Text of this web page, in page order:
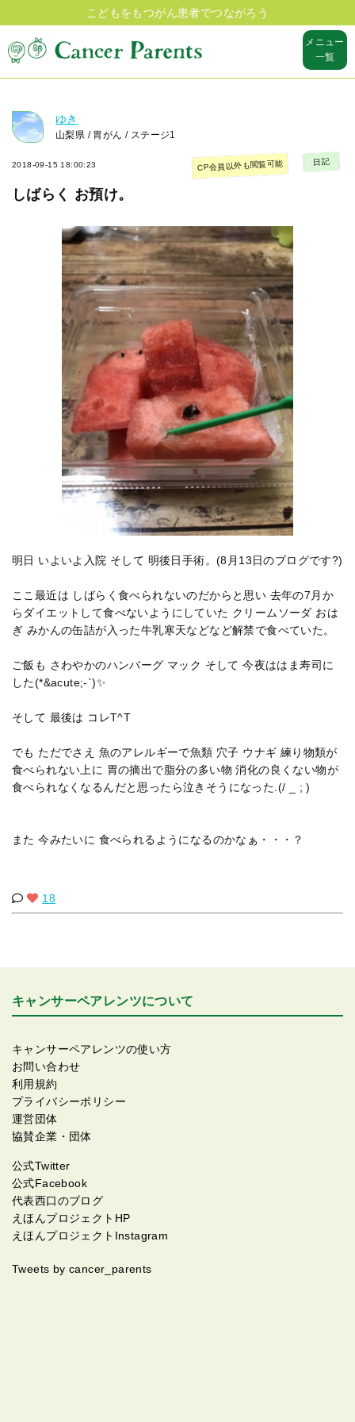
こどもをもつがん患者でつながろう
メニュー
一覧
ゆき
山梨県 / 胃がん / ステージ1
2018-09-15 18:00:23
しばらく お預け。
CP会員以外も閲覧可能 日記
明日 いよいよ入院 そして 明後日手術。(8月13日のブログです?)
ここ最近は しばらく食べられないのだからと思い 去年の7月か
らダイエットして食べないようにしていた クリームソーダ おは
ぎ みかんの缶詰が入った牛乳寒天などなど解禁で食べていた。
ご飯も さわやかのハンバーグ マック そして 今夜ははま寿司に
した(*&acute;-`)✨
そして 最後は コレT^T
でも ただでさえ 魚のアレルギーで魚類 穴子 ウナギ 練り物類が
食べられない上に 胃の摘出で脂分の多い物 消化の良くない物が
食べられなくなるんだと思ったら泣きそうになった.(/ _ ; )
また 今みたいに 食べられるようになるのかなぁ・・・？
18
キャンサーペアレンツについて
キャンサーペアレンツの使い方
お問い合わせ
利用規約
プライバシーポリシー
運営団体
協賛企業・団体
公式Twitter
公式Facebook
代表西口のブログ
えほんプロジェクトHP
えほんプロジェクトInstagram
Tweets by cancer_parents